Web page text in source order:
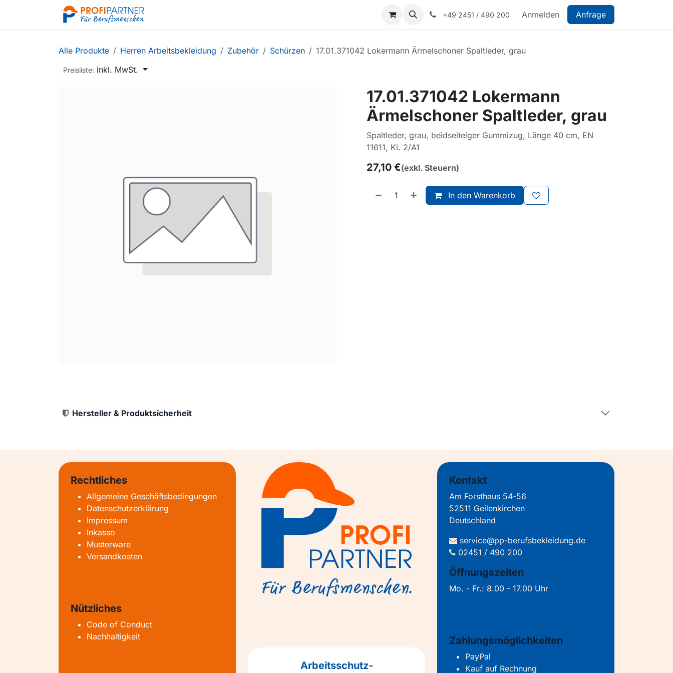
Zum Inhalt springen
+49 2451 / 490 200 Anmelden Anfrage
Alle Produkte Herren Arbeitsbekleidung Zubehör Schürzen 17.01.371042 Lokermann Ärmelschoner Spaltleder, grau
Preisliste: inkl. MwSt.
17.01.371042 Lokermann
Ärmelschoner Spaltleder, grau
Spaltleder, grau, beidseiteiger Gummizug, Länge 40 cm, EN
11611, Kl. 2/A1
27,10 €(exkl. Steuern)
In den Warenkorb
Hersteller & Produktsicherheit
Rechtliches
Allgemeine Geschäftsbedingungen
Datenschutzerklärung
Impressum
Inkasso
Musterware
Versandkosten
Nützliches
Code of Conduct
Nachhaltigkeit
Kontakt
Am Forsthaus 54-56
52511 Geilenkirchen
Deutschland
service@pp-berufsbekleidung.de
02451 / 490 200
Öffnungszeiten
Mo. - Fr.: 8.00 - 17.00 Uhr
Zahlungsmöglichkeiten
PayPal
Kauf auf Rechnung
Arbeitsschutz-